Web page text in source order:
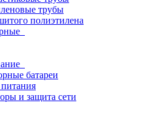
трубы
полиэтилена
батареи
и защита сети